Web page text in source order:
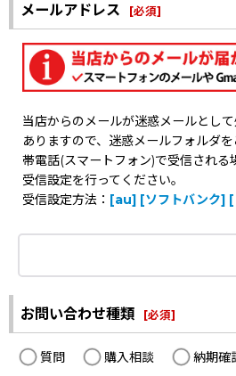
メールアドレス [必須]
当店からのメールが迷惑メールとし
ありますので、迷惑メールフォルダ
帯電話(スマートフォン)で受信され
受信設定を行ってください。
受信設定方法： [au] [ソフトバンク] [
お問い合わせ種類 [必須]
質問 購入相談 納期確